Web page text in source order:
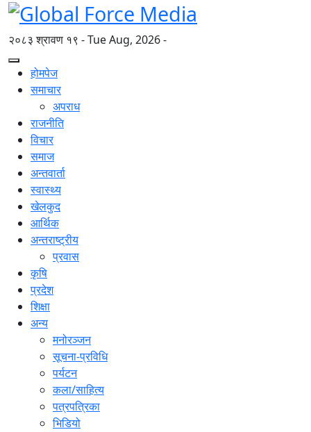
२०८३ श्रावण १९ - Tue Aug, 2026 -
होमपेज
समाचार
अपराध
राजनीति
विचार
समाज
अन्तवार्ता
स्वास्थ्य
खेलकुद
आर्थिक
अन्तराष्ट्रीय
प्रवास
कृषि
प्रदेश
शिक्षा
अन्य
मनोरञ्जन
सूचना-प्रविधि
पर्यटन
कला/साहित्य
पत्रपत्रिका
भिडियो